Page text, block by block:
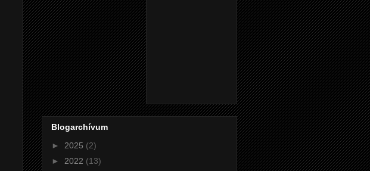
Blogarchívum
► 2025 (2)
► 2022 (13)